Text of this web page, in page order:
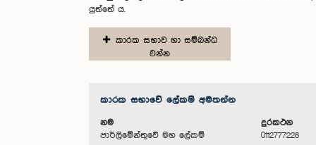
යුත්තේ ය.
කාරක සභාව හා සම්බන්ධ
වන්න
කාරක සභා‌වේ ලේකම් අමතන්න
නම
පාර්ලිමේන්තුවේ මහ ලේකම්
දුරකථන
0112777228